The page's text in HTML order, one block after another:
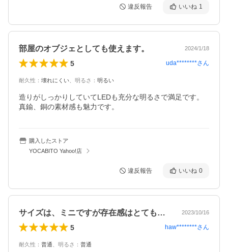
違反報告 いいね 1
部屋のオブジェとしても使えます。 2024/1/18
5 uda********さん
耐久性 ： 壊れにくい 明るさ ： 明るい
造りがしっかりしていてLEDも充分な明るさで満足です。
真鍮、銅の素材感も魅力です。
購入したストア
YOCABITO Yahoo!店
違反報告 いいね 0
サイズは、ミニですが存在感はとても大きい 2023/10/16
5 haw********さん
耐久性 ： 普通 明るさ ： 普通